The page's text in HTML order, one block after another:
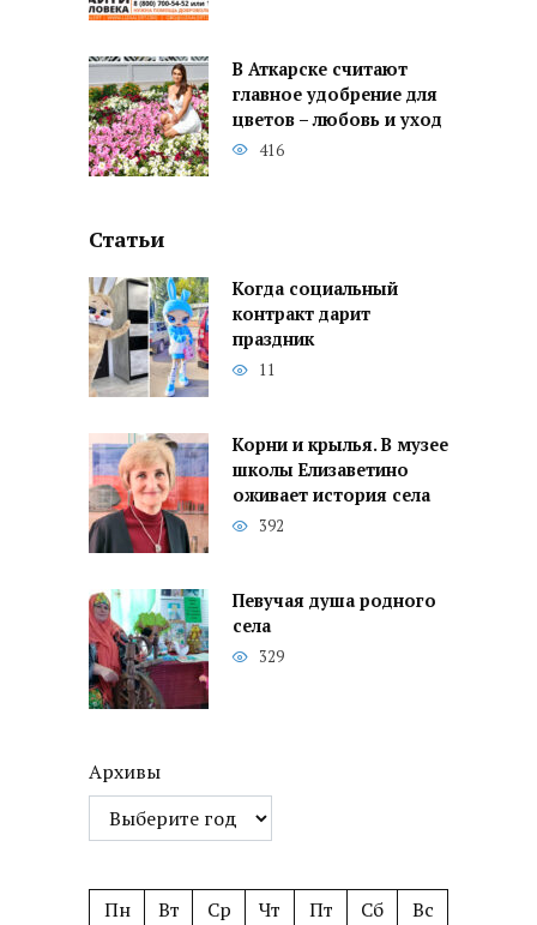
В Аткарске считают
главное удобрение для
цветов – любовь и уход
416
Статьи
Когда социальный
контракт дарит
праздник
11
Корни и крылья. В музее
школы Елизаветино
оживает история села
392
Певучая душа родного
села
329
Архивы
Пн Вт Ср Чт Пт Сб
Вс